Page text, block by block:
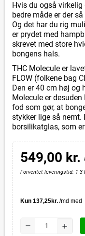
Hvis du også virkelig
bedre måde er der
Og det har du rig
er prydet med
skrevet med store
bongens hals.
THC Molecule er
FLOW (folkene bag
Den er 40 cm høj og
Molecule er
fod som gør, at
stykker lige så nemt.
borsilikatglas, som
549,00 kr.
Forventet leveringstid: 1-3
remove add